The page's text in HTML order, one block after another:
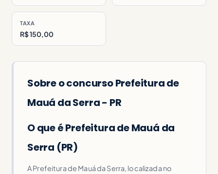
TAXA
R$ 150,00
Sobre o concurso Prefeitura de
Mauá da Serra - PR
O que é Prefeitura de Mauá da
Serra (PR)
A Prefeitura de Mauá da Serra, localizada no